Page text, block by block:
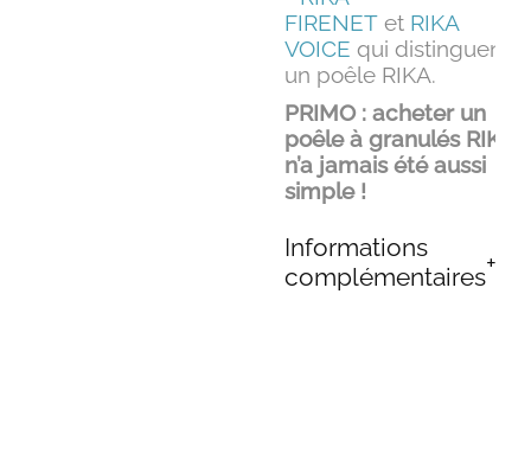
FIRENET et RIKA
VOICE qui distinguent
un poêle RIKA.
PRIMO : acheter un
poêle à granulés RIKA
n’a jamais été aussi
simple !
Informations
complémentaires